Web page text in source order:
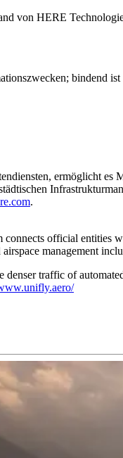
von HERE
bindend
ermöglicht es
.
official entities
management
traffic of